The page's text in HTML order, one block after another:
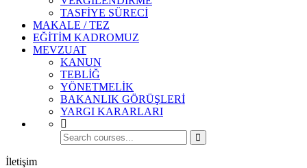
TASFİYE SÜRECİ
MAKALE / TEZ
EĞİTİM KADROMUZ
MEVZUAT
KANUN
TEBLİĞ
YÖNETMELİK
BAKANLIK GÖRÜŞLERİ
YARGI KARARLARI
İletişim